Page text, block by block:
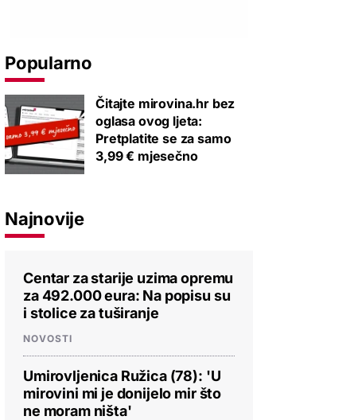
Popularno
Čitajte mirovina.hr bez
oglasa ovog ljeta:
Pretplatite se za samo
3,99 € mjesečno
Najnovije
Centar za starije uzima opremu
za 492.000 eura: Na popisu su
i stolice za tuširanje
NOVOSTI
Umirovljenica Ružica (78): 'U
mirovini mi je donijelo mir što
ne moram ništa'